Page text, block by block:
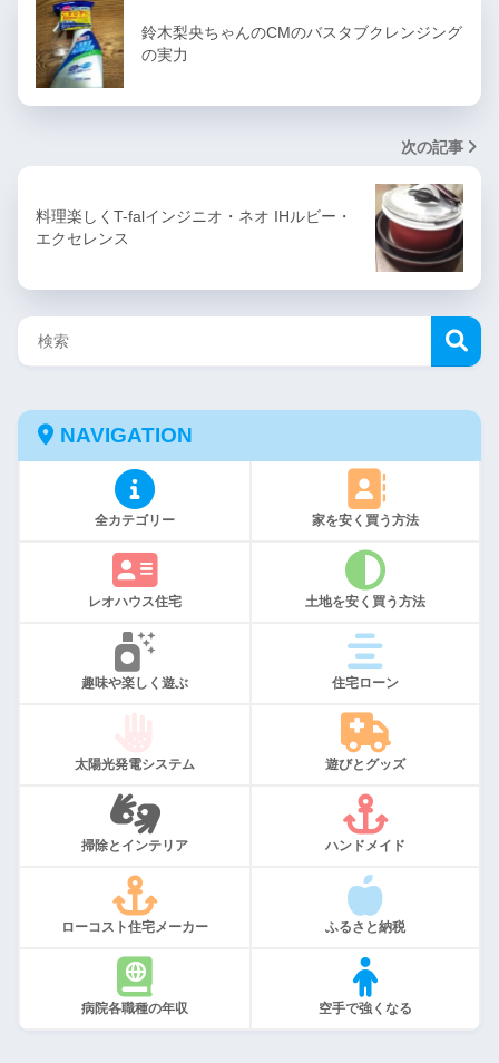
鈴木梨央ちゃんのCMのバスタブクレンジング
の実力
次の記事
料理楽しくT-falインジニオ・ネオ IHルビー・
エクセレンス
NAVIGATION
全カテゴリー 家を安く買う方法
レオハウス住宅 土地を安く買う方法
趣味や楽しく遊ぶ 住宅ローン
太陽光発電システム 遊びとグッズ
掃除とインテリア ハンドメイド
ローコスト住宅メーカー ふるさと納税
病院各職種の年収 空手で強くなる